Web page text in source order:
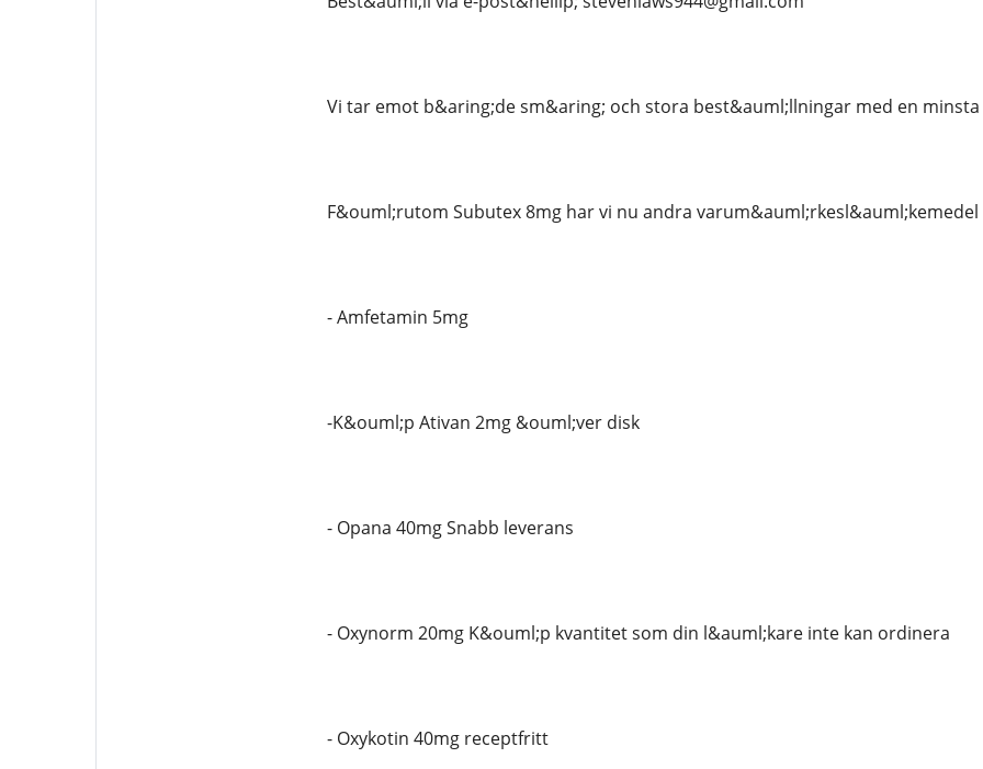
Vi tar emot b&aring;de sm&aring; och stora best&auml;llningar med en
F&ouml;rutom Subutex 8mg har vi nu andra varum&auml;rkesl&auml;kemedel
- Amfetamin 5mg
-K&ouml;p Ativan 2mg &ouml;ver disk
- Opana 40mg Snabb leverans
- Oxynorm 20mg K&ouml;p kvantitet som din l&auml;kare inte kan ordinera
- Oxykotin 40mg receptfritt